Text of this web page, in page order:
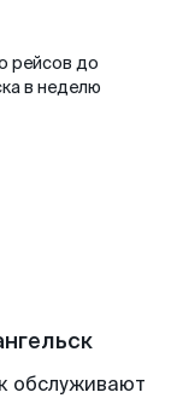
рейсов до
в неделю
обслуживают